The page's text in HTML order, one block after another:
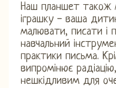
Наш планшет також
іграшку - ваша
малювати, писати і
навчальний
практики письма.
випромінює
нешкідливим для